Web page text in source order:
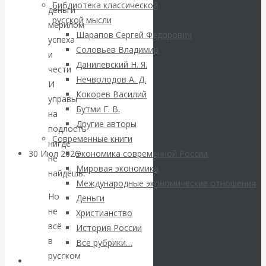
Библиотека классической
русской мысли
Шарапов Сергей Федорович
Соловьев Владимир
Данилевский Н. Я.
Нечволодов А. Д.
Кокорев Василий
Бутми Г. В.
Другие авторы
Современные книги
Экономика современной России
Мировая экономика
Международные экономические отношения
Деньги
Христианство
История России
Все рубрики…
Авторы РЭОШ
ВАлентин
Катасонов.
Саммит НАТО в
Турции: Drang
nach Osten
30 Июл 2026Банки
Валентин
Катасонов. Кто
определяет
деньги
мерилом
успеха
и
чести
И
управы
на
подлость
нигде
не
найдёшь.
Но
не
всё
в
русском